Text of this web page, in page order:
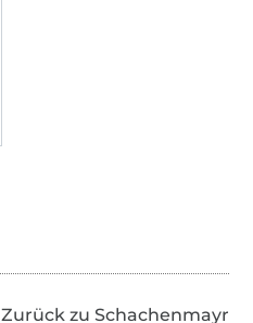
Zurück zu Schachenmayr